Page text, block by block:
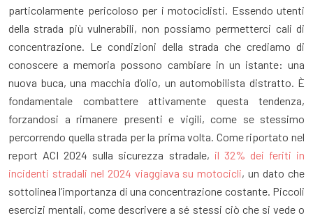
particolarmente pericoloso per i motociclisti. Essendo utenti
della strada più vulnerabili, non possiamo permetterci cali di
concentrazione. Le condizioni della strada che crediamo di
conoscere a memoria possono cambiare in un istante: una
nuova buca, una macchia d’olio, un automobilista distratto. È
fondamentale combattere attivamente questa tendenza,
forzandosi a rimanere presenti e vigili, come se stessimo
percorrendo quella strada per la prima volta. Come riportato nel
report ACI 2024 sulla sicurezza stradale, il 32% dei feriti in
incidenti stradali nel 2024 viaggiava su motocicli, un dato che
sottolinea l’importanza di una concentrazione costante. Piccoli
esercizi mentali, come descrivere a sé stessi ciò che si vede o